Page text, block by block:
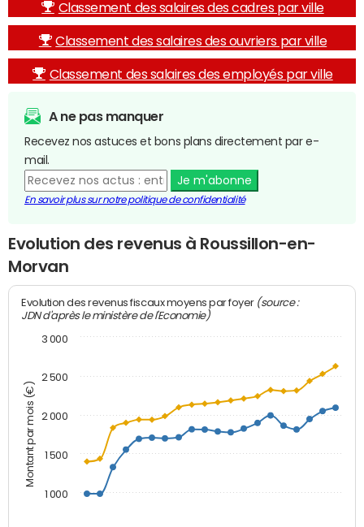
Classement des salaires des cadres par ville
Classement des salaires des ouvriers par ville
Classement des salaires des employés par ville
A ne pas manquer
Recevez nos astuces et bons plans directement par e-
mail.
Je m'abonne
En savoir plus sur notre politique de confidentialité
Evolution des revenus à Roussillon-en-
Morvan
Montant par mois (€)
Evolution des revenus fiscaux moyens par foyer (source :
JDN d'après le ministère de l'Economie)
1 000
1 500
2 000
2 500
3 000